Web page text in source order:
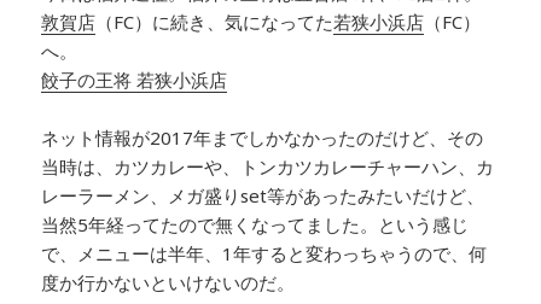
敦賀店 （FC）に続き、気になってた若狭小浜店 （FC）
へ。
餃子の王将 若狭小浜店
ネット情報が2017年までしかなかったのだけど、その
当時は、カツカレーや、トンカツカレーチャーハン、カ
レーラーメン、メガ盛りset等があったみたいだけど、
当然5年経ってたので無くなってました。という感じ
で、メニューは半年、1年すると変わっちゃうので、何
度か行かないといけないのだ。